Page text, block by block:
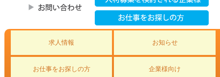
求人情報 お知らせ
お仕事をお探しの方 企業様向け